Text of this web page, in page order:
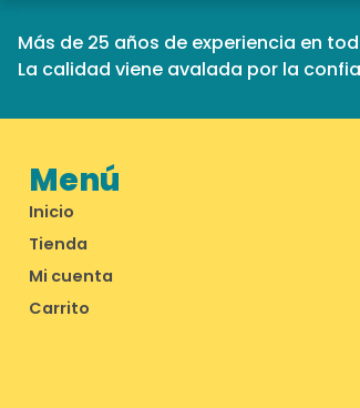
Más de 25 años de experiencia en
La calidad viene avalada por la
Menú
Inicio
Tienda
Mi cuenta
Carrito